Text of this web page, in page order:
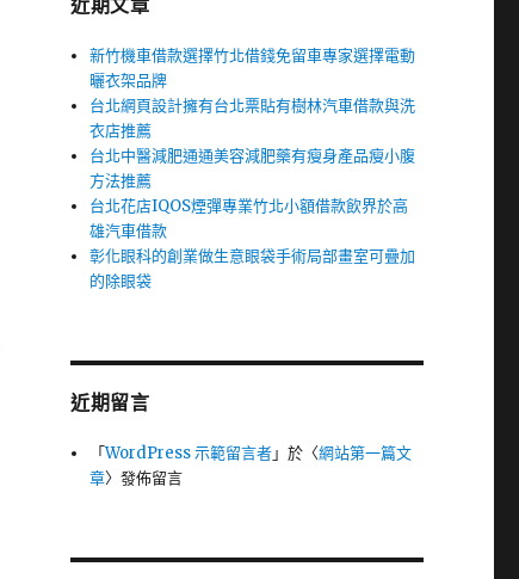
近期文章
新竹機車借款選擇竹北借錢免留車專家選擇電動
曬衣架品牌
台北網頁設計擁有台北票貼有樹林汽車借款與洗
衣店推薦
台北中醫減肥通通美容減肥藥有瘦身產品瘦小腹
方法推薦
台北花店IQOS煙彈專業竹北小額借款飲界於高
雄汽車借款
彰化眼科的創業做生意眼袋手術局部畫室可疊加
的除眼袋
近期留言
「WordPress 示範留言者」於〈網站第一篇文
章〉發佈留言